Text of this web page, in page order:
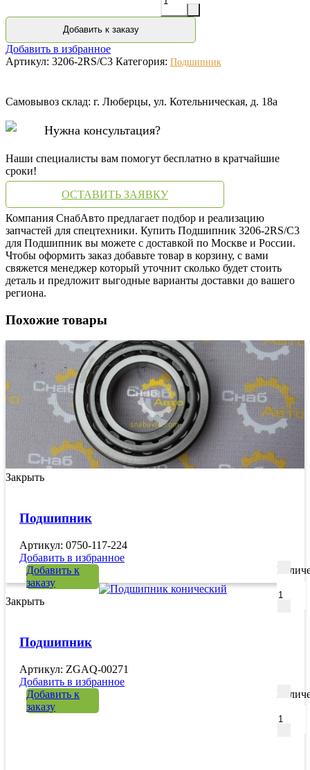
Добавить к заказу
Добавить в избранное
Артикул: 3206-2RS/C3 Категория: Подшипник
Самовывоз склад: г. Люберцы, ул. Котельническая, д. 18а
Нужна консультация?
Наши специалисты вам помогут бесплатно в кратчайшие
сроки!
ОСТАВИТЬ ЗАЯВКУ
Компания СнабАвто предлагает подбор и реализацию
запчастей для спецтехники. Купить Подшипник 3206-2RS/C3
для Подшипник вы можете с доставкой по Москве и России.
Чтобы оформить заказ добавьте товар в корзину, с вами
свяжется менеджер который уточнит сколько будет стоить
деталь и предложит выгодные варианты доставки до вашего
региона.
Похожие товары
Закрыть
Подшипник
Артикул: 0750-117-224
Добавить в избранное
Добавить к
заказу
Закрыть
Подшипник
Артикул: ZGAQ-00271
Добавить в избранное
Добавить к
заказу